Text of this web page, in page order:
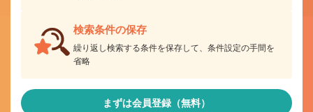
検索条件の保存
繰り返し検索する条件を保存して、条件設定の手間を
省略
まずは会員登録（無料）